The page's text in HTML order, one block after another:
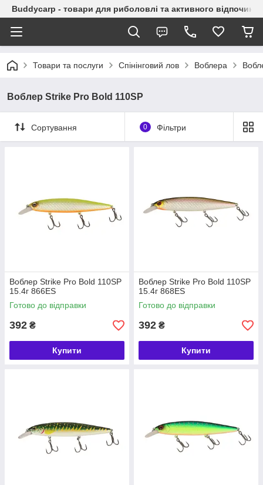
Buddycarp - товари для риболовлі та активного
Товари та послуги Спінінговий лов Воблера
Воблер Strike Pro Bold 110SP
Сортування 0 Фільтри
Воблер Strike Pro Bold 110SP
15.4г 866ES
Готово до відправки
392 ₴
Купити
Воблер Strike Pro Bold 110SP
15.4г 868ES
Готово до відправки
392 ₴
Купити